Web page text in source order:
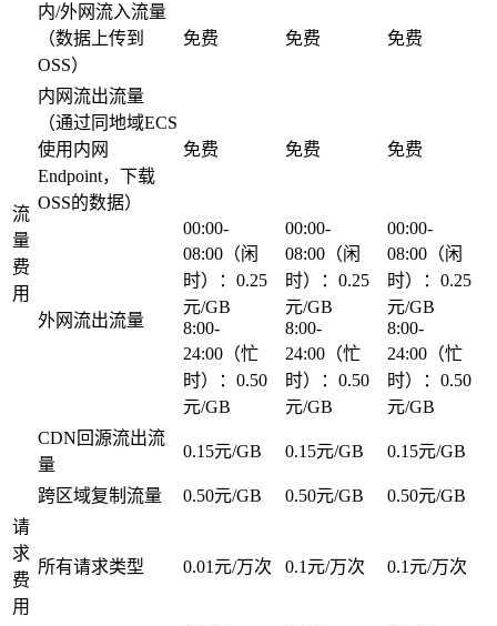
流
量
费
用
内/外网流入流量
（数据上传到
OSS）
免费 免费 免费
内网流出流量
（通过同地域ECS
使用内网
Endpoint，下载
OSS的数据）
免费 免费 免费
外网流出流量
00:00-
08:00（闲
时）：0.25
元/GB
8:00-
24:00（忙
时）：0.50
元/GB
00:00-
08:00（闲
时）：0.25
元/GB
8:00-
24:00（忙
时）：0.50
元/GB
00:00-
08:00（闲
时）：0.25
元/GB
8:00-
24:00（忙
时）：0.50
元/GB
CDN回源流出流
量
0.15元/GB 0.15元/GB 0.15元/GB
跨区域复制流量 0.50元/GB 0.50元/GB
0.50元/GB
请
求
费
用
所有请求类型 0.01元/万次 0.1元/万次 0.1元/万次